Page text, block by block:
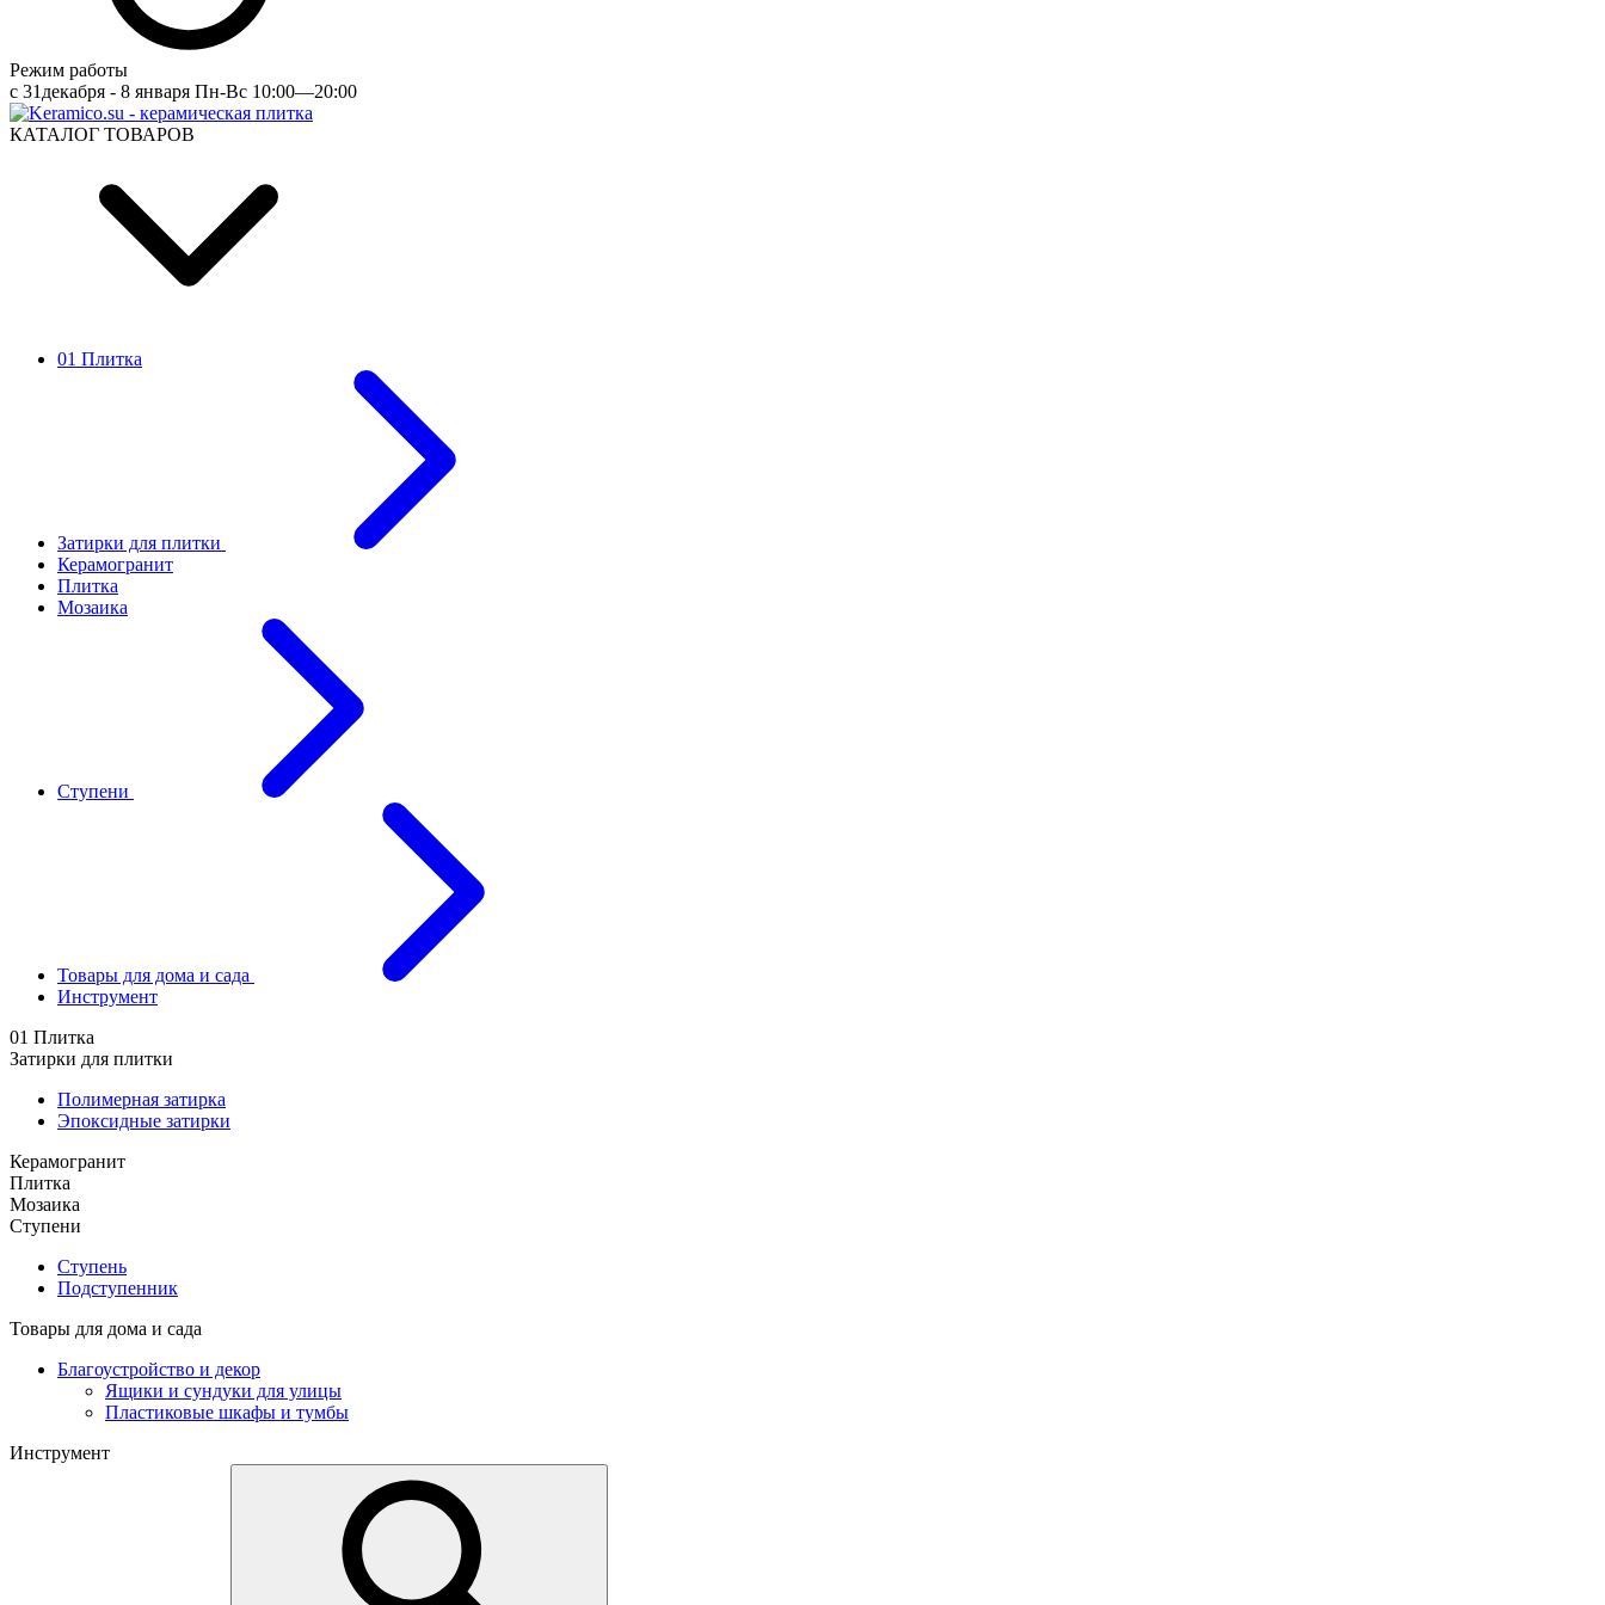
Режим работы
c 31декабря - 8 января Пн-Вс 10:00—20:00
КАТАЛОГ ТОВАРОВ
01 Плитка
Затирки для плитки
Керамогранит
Плитка
Мозаика
Ступени
Товары для дома и сада
Инструмент
01 Плитка
Затирки для плитки
Полимерная затирка
Эпоксидные затирки
Керамогранит
Плитка
Мозаика
Ступени
Ступень
Подступенник
Товары для дома и сада
Благоустройство и декор
Ящики и сундуки для улицы
Пластиковые шкафы и тумбы
Инструмент